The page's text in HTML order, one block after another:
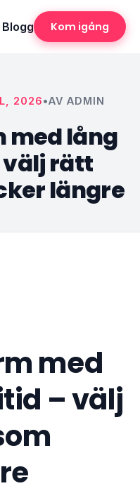
Blogg Kom igång
2026•AV ADMIN
med lång
rätt
längre
med
– välj